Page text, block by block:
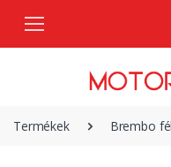
Termékek Brembo